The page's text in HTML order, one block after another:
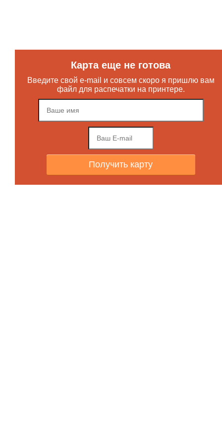
Карта еще не готова
Введите свой e-mail и совсем скоро я пришлю вам
файл для распечатки на принтере.
Получить карту